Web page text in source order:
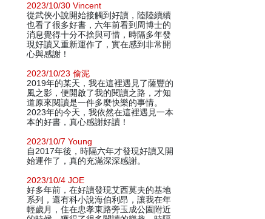
2023/10/30 Vincent
從武俠小說開始接觸到好讀，陸陸續續
也看了很多好書，六年前看到周博士的
消息覺得十分不捨與可惜，時隔多年發
現好讀又重新運作了，實在感到非常開
心與感謝！
2023/10/23 偷泥
2019年的某天，我在這裡遇見了薩豐的
風之影，便開啟了我的閱讀之路，才知
道原來閱讀是一件多麼快樂的事情。
2023年的今天，我依然在這裡遇見一本
本的好書，真心感謝好讀！
2023/10/7 Young
自2017年後，時隔六年才發現好讀又開
始運作了，真的充滿深深感謝。
2023/10/4 JOE
好多年前，在好讀發現艾西莫夫的基地
系列，還有科小說海伯利昂，讓我在年
輕歲月，住在忠孝東路旁玉成公園附近